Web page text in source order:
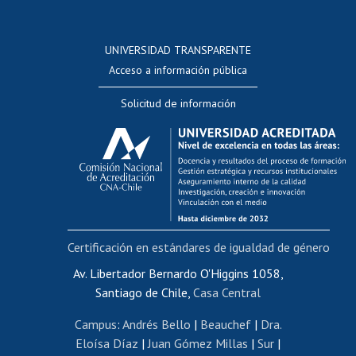
Evaluación docente
Calificación académica
Postulación al AUCAI
Funcionarias/os
Cursos internos de capacitación
Bienestar del personal
Portal de movilidad interna
Certificado de renta
Certificado de renta honorarios
Editar páginas blancas
UNIVERSIDAD TRANSPARENTE
Acceso a información pública
Solicitud de información
Av. Libertador Bernardo O'Higgins 1058,
Santiago de Chile, Casa Central
Campus: Andrés Bello | Beauchef| Dra.
Eloísa Díaz |Juan Gómez Millas | Sur |
Certificación en estándares de igualdad de género